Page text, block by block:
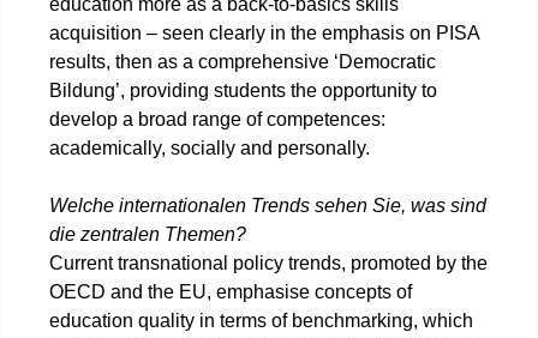
education more as a back-to-basics skills
acquisition – seen clearly in the emphasis on PISA
results, then as a comprehensive ‘Democratic
Bildung’, providing students the opportunity to
develop a broad range of competences:
academically, socially and personally.
Welche internationalen Trends sehen Sie, was sind
die zentralen Themen?
Current transnational policy trends, promoted by the
OECD and the EU, emphasise concepts of
education quality in terms of benchmarking, which